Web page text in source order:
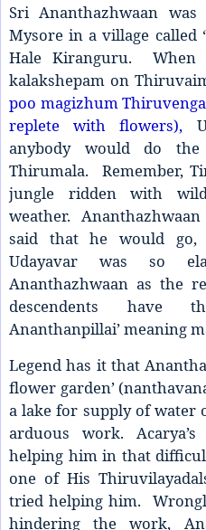
Sri Ananthazhwaan
Mysore in a village called
Hale Kiranguru. When
kalakshepam on
poo magizhum
replete with flowers),
anybody would do
Thirumala. Remember,
jungle ridden with
weather.
said that he would go,
Udayavar was so
Ananthazhwaan as the
descendents have
Ananthanpillai’ meaning
Legend has it that
flower garden’
a lake for supply of water
arduous work.
helping him in that
one of His
tried helping him.
hindering the work,